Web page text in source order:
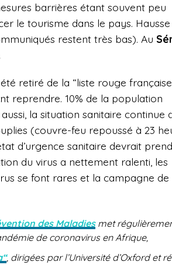
barrières étant souvent peu
le tourisme dans le pays. Hausse
restent très bas). Au
retiré de la “liste rouge
reprendre. 10% de la population
aussi, la situation sanitaire continue
(couvre-feu repoussé à 23
d’urgence sanitaire devrait
du virus a nettement ralenti, les
se font rares et la campagne de
des Maladiesmet
de coronavirus en Afrique,
, dirigées par l’Université d’Oxford et